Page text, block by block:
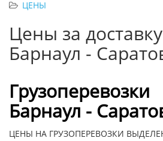
ЦЕНЫ
Цены за
Барнаул -
Грузоперевозки
Барнаул -
ЦЕНЫ НА ГРУЗОПЕРЕВОЗКИ